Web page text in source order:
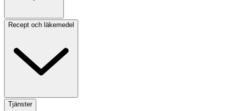
Recept och läkemedel
Tjänster